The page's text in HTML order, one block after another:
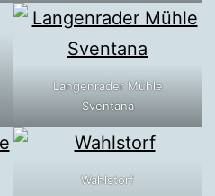
Langenrader Mühle
Sventana
Wahlstorf